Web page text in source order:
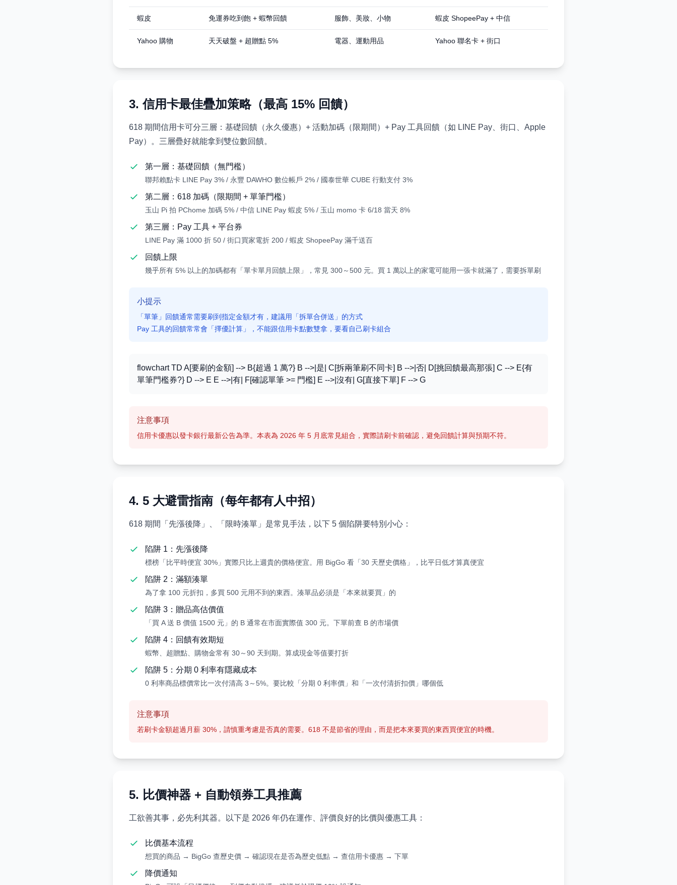
蝦皮 免運券吃到飽 + 蝦幣回饋 服飾、美妝、小物 蝦皮 ShopeePay + 中信
Yahoo 購物 天天破盤 + 超贈點 5% 電器、運動用品 Yahoo 聯名卡 + 街口
3. 信用卡最佳疊加策略（最高 15% 回饋）
618 期間信用卡可分三層：基礎回饋（永久優惠）+ 活動加碼（限期間）+ Pay 工具回饋（如 LINE Pay、街口、Apple
Pay）。三層疊好就能拿到雙位數回饋。
第一層：基礎回饋（無門檻）
聯邦賴點卡 LINE Pay 3% / 永豐 DAWHO 數位帳戶 2% / 國泰世華 CUBE 行動支付 3%
第二層：618 加碼（限期間 + 單筆門檻）
玉山 Pi 拍 PChome 加碼 5% / 中信 LINE Pay 蝦皮 5% / 玉山 momo 卡 6/18 當天 8%
第三層：Pay 工具 + 平台券
LINE Pay 滿 1000 折 50 / 街口買家電折 200 / 蝦皮 ShopeePay 滿千送百
回饋上限
幾乎所有 5% 以上的加碼都有「單卡單月回饋上限」，常見 300～500 元。買 1 萬以上的家電可能用一張卡就滿了，需要拆單刷
小提示
「單筆」回饋通常需要刷到指定金額才有，建議用「拆單合併送」的方式
Pay 工具的回饋常常會「擇優計算」，不能跟信用卡點數雙拿，要看自己刷卡組合
flowchart TD A[要刷的金額] --> B{超過 1 萬?} B -->|是| C[拆兩筆刷不同卡] B -->|否| D[挑回饋最高那張] C --> E{有
單筆門檻券?} D --> E E -->|有| F[確認單筆 >= 門檻] E -->|沒有| G[直接下單] F --> G
注意事項
信用卡優惠以發卡銀行最新公告為準。本表為 2026 年 5 月底常見組合，實際請刷卡前確認，避免回饋計算與預期不符。
4. 5 大避雷指南（每年都有人中招）
618 期間「先漲後降」、「限時湊單」是常見手法，以下 5 個陷阱要特別小心：
陷阱 1：先漲後降
標榜「比平時便宜 30%」實際只比上週貴的價格便宜。用 BigGo 看「30 天歷史價格」，比平日低才算真便宜
陷阱 2：滿額湊單
為了拿 100 元折扣，多買 500 元用不到的東西。湊單品必須是「本來就要買」的
陷阱 3：贈品高估價值
「買 A 送 B 價值 1500 元」的 B 通常在市面實際值 300 元。下單前查 B 的市場價
陷阱 4：回饋有效期短
蝦幣、超贈點、購物金常有 30～90 天到期。算成現金等值要打折
陷阱 5：分期 0 利率有隱藏成本
0 利率商品標價常比一次付清高 3～5%。要比較「分期 0 利率價」和「一次付清折扣價」哪個低
注意事項
若刷卡金額超過月薪 30%，請慎重考慮是否真的需要。618 不是節省的理由，而是把本來要買的東西買便宜的時機。
5. 比價神器 + 自動領券工具推薦
工欲善其事，必先利其器。以下是 2026 年仍在運作、評價良好的比價與優惠工具：
比價基本流程
想買的商品 → BigGo 查歷史價 → 確認現在是否為歷史低點 → 查信用卡優惠 → 下單
降價通知